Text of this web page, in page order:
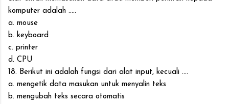
komputer adalah .....
a. mouse
b. keyboard
c. printer
d. CPU
18. Berikut ini adalah fungsi dari alat input, kecuali ....
a. mengetik data masukan untuk menyalin teks
b. mengubah teks secara otomatis